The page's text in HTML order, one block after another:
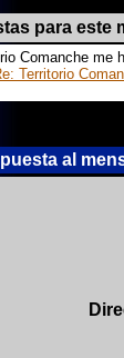
para este
Comanche me
Territorio
al